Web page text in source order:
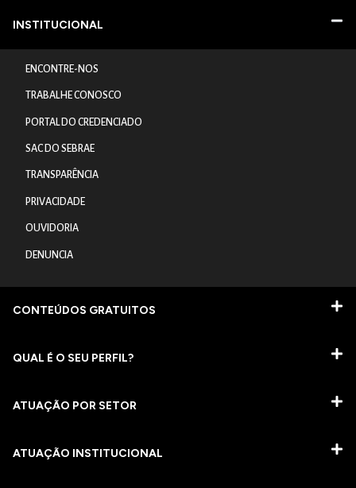
INSTITUCIONAL
ENCONTRE-NOS
TRABALHE CONOSCO
PORTAL DO CREDENCIADO
SAC DO SEBRAE
TRANSPARÊNCIA
PRIVACIDADE
OUVIDORIA
DENUNCIA
CONTEÚDOS GRATUITOS
QUAL É O SEU PERFIL?
ATUAÇÃO POR SETOR
ATUAÇÃO INSTITUCIONAL